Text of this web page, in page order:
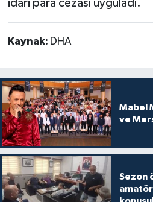
idari para cezası uyguladı.
Kaynak: DHA
Mabel
ve
Sezon